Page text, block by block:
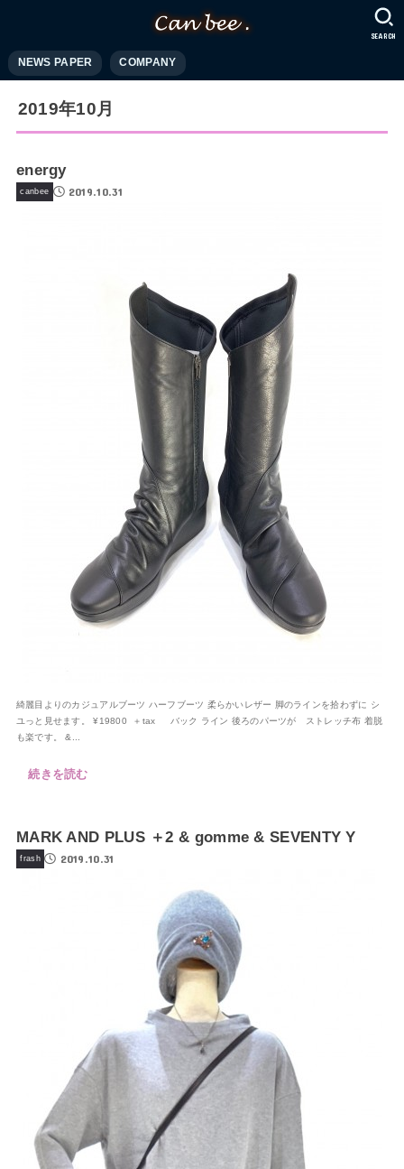
NEWS PAPER COMPANY
SEARCH
2019年10月
energy
canbee 2019.10.31
綺麗目よりのカジュアルブーツ ハーフブーツ 柔らかいレザー 脚のラインを拾わずに シ
ユっと見せます。 ¥19800 ＋tax バック ライン 後ろのパーツが ストレッチ布 着脱
も楽です。 &...
続きを読む
MARK AND PLUS ＋2 & gomme & SEVENTY Y
frash 2019.10.31